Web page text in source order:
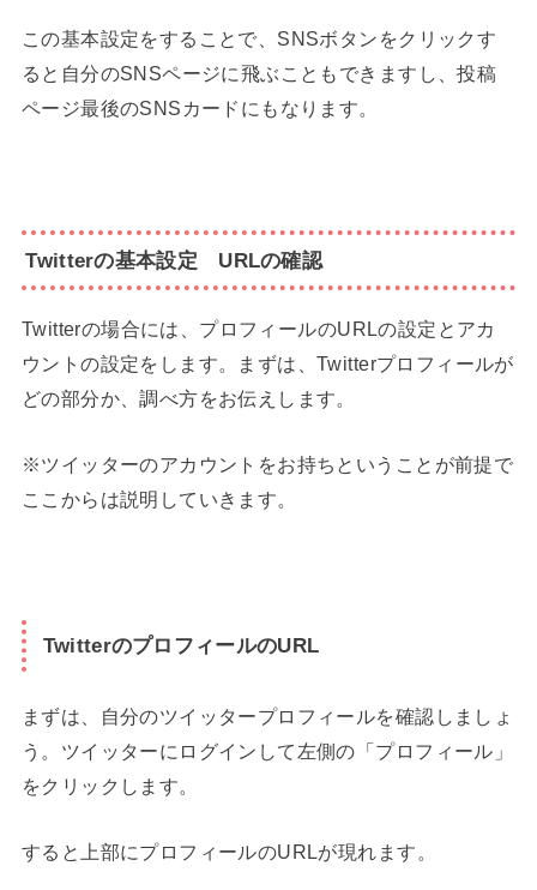
この基本設定をすることで、SNSボタンをクリックす
ると自分のSNSページに飛ぶこともできますし、投稿
ページ最後のSNSカードにもなります。
Twitterの基本設定 URLの確認
Twitterの場合には、プロフィールのURLの設定とアカ
ウントの設定をします。まずは、Twitterプロフィールが
どの部分か、調べ方をお伝えします。
※ツイッターのアカウントをお持ちということが前提で
ここからは説明していきます。
TwitterのプロフィールのURL
まずは、自分のツイッタープロフィールを確認しましょ
う。ツイッターにログインして左側の「プロフィール」
をクリックします。
すると上部にプロフィールのURLが現れます。